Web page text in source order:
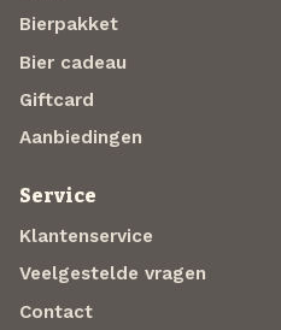
Bierpakket
Bier cadeau
Giftcard
Aanbiedingen
Service
Klantenservice
Veelgestelde vragen
Contact